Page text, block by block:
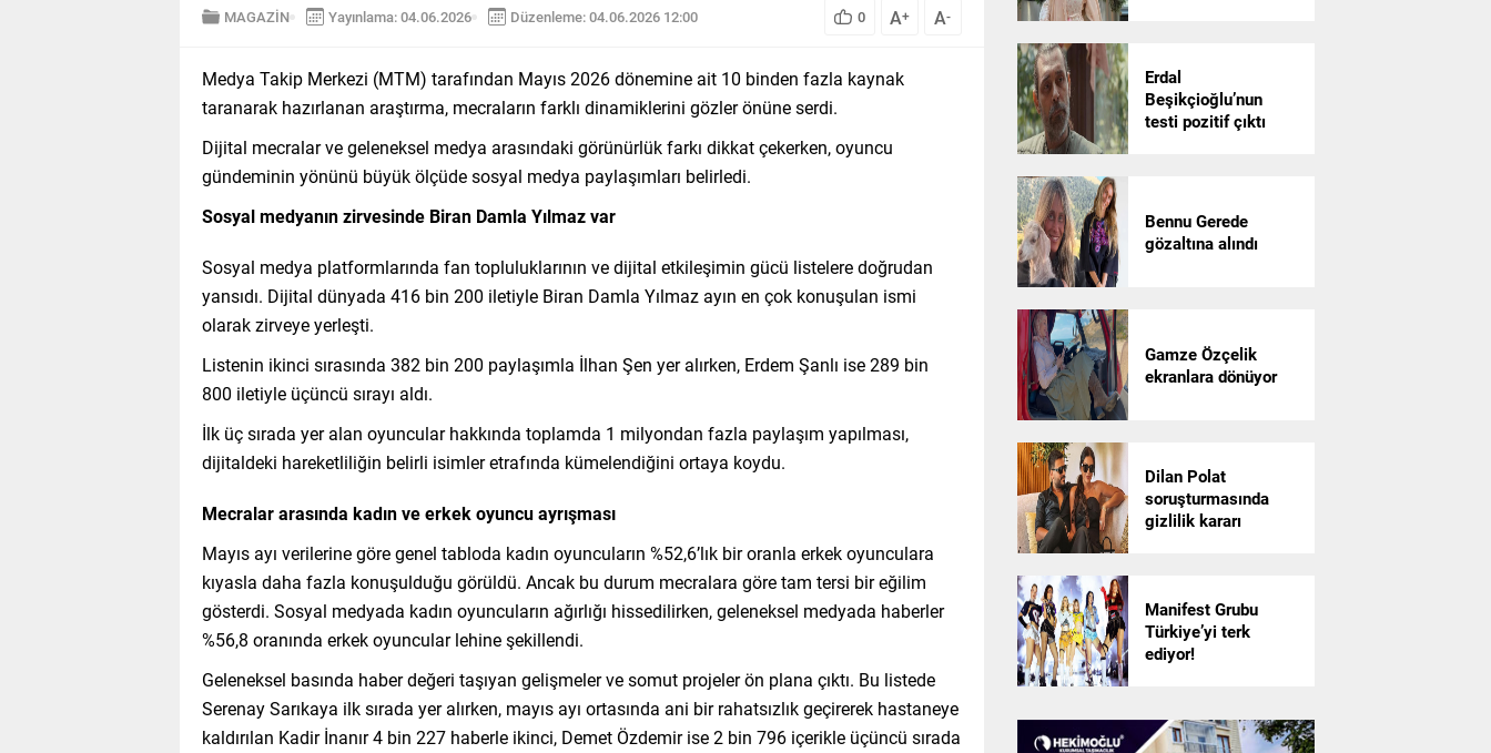
MAGAZİN Yayınlama: 04.06.2026 Düzenleme: 04.06.2026 12:00 0 A+ A-
Medya Takip Merkezi (MTM) tarafından Mayıs 2026 dönemine ait 10 binden fazla kaynak
taranarak hazırlanan araştırma, mecraların farklı dinamiklerini gözler önüne serdi.
Dijital mecralar ve geleneksel medya arasındaki görünürlük farkı dikkat çekerken, oyuncu
gündeminin yönünü büyük ölçüde sosyal medya paylaşımları belirledi.
Sosyal medyanın zirvesinde Biran Damla Yılmaz var
Sosyal medya platformlarında fan topluluklarının ve dijital etkileşimin gücü listelere doğrudan
yansıdı. Dijital dünyada 416 bin 200 iletiyle Biran Damla Yılmaz ayın en çok konuşulan ismi
olarak zirveye yerleşti.
Listenin ikinci sırasında 382 bin 200 paylaşımla İlhan Şen yer alırken, Erdem Şanlı ise 289 bin
800 iletiyle üçüncü sırayı aldı.
İlk üç sırada yer alan oyuncular hakkında toplamda 1 milyondan fazla paylaşım yapılması,
dijitaldeki hareketliliğin belirli isimler etrafında kümelendiğini ortaya koydu.
Mecralar arasında kadın ve erkek oyuncu ayrışması
Mayıs ayı verilerine göre genel tabloda kadın oyuncuların %52,6’lık bir oranla erkek oyunculara
kıyasla daha fazla konuşulduğu görüldü. Ancak bu durum mecralara göre tam tersi bir eğilim
gösterdi. Sosyal medyada kadın oyuncuların ağırlığı hissedilirken, geleneksel medyada haberler
%56,8 oranında erkek oyuncular lehine şekillendi.
Geleneksel basında haber değeri taşıyan gelişmeler ve somut projeler ön plana çıktı. Bu listede
Serenay Sarıkaya ilk sırada yer alırken, mayıs ayı ortasında ani bir rahatsızlık geçirerek hastaneye
kaldırılan Kadir İnanır 4 bin 227 haberle ikinci, Demet Özdemir ise 2 bin 796 içerikle üçüncü sırada
Erdal
Beşikçioğlu’nun
testi pozitif çıktı
Bennu Gerede
gözaltına alındı
Gamze Özçelik
ekranlara dönüyor
Dilan Polat
soruşturmasında
gizlilik kararı
Manifest Grubu
Türkiye’yi terk
ediyor!